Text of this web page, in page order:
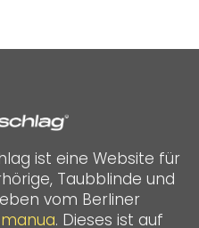
ist eine Website für
Taubblinde und
vom Berliner
manua. Dieses ist auf